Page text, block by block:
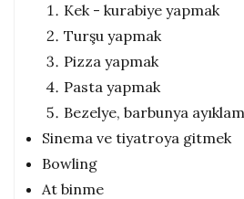
Kek - kurabiye yapmak
Turşu yapmak
Pizza yapmak
Pasta yapmak
Bezelye, barbunya
Sinema ve tiyatroya gitmek
Bowling
At binme